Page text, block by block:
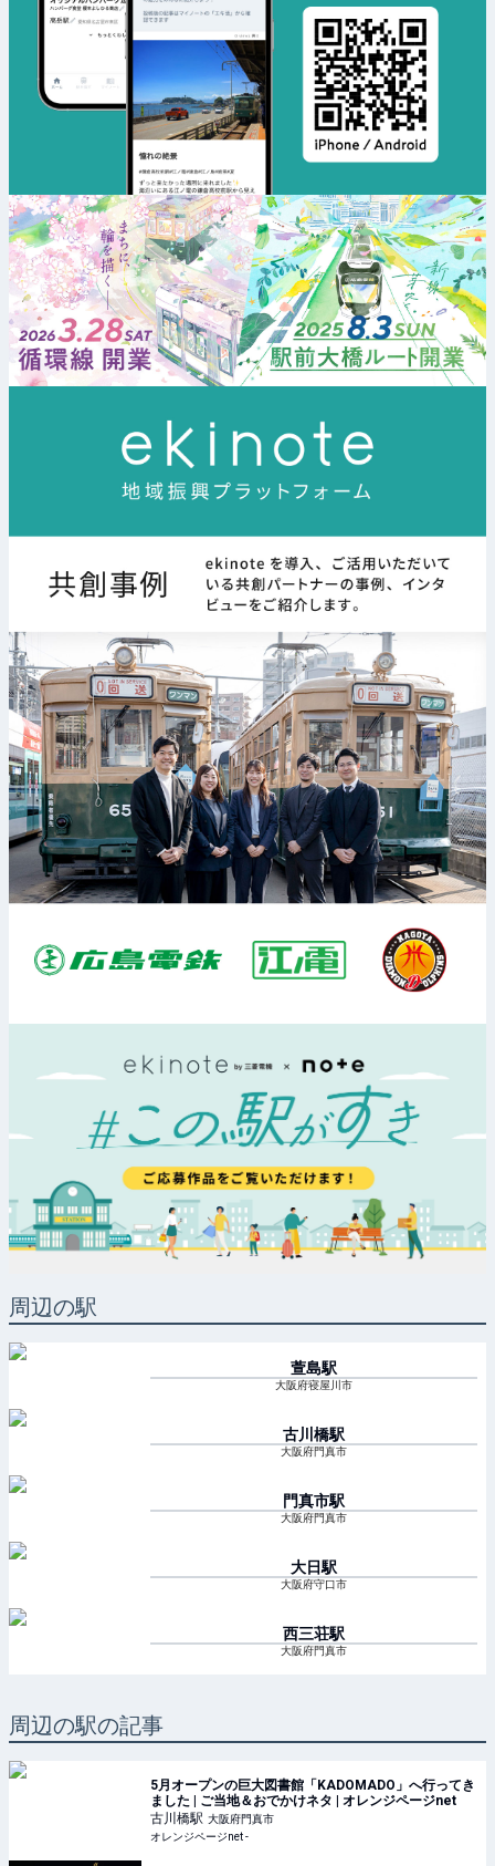
周辺の駅
萱島駅
大阪府寝屋川市
古川橋駅
大阪府門真市
門真市駅
大阪府門真市
大日駅
大阪府守口市
西三荘駅
大阪府門真市
周辺の駅の記事
5月オープンの巨大図書館「KADOMADO」へ行ってき
ました | ご当地＆おでかけネタ | オレンジページnet
古川橋駅 大阪府門真市
オレンジページnet -